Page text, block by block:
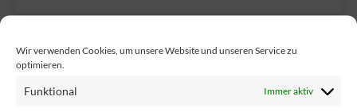
Wir verwenden Cookies, um unsere Website und unseren Service zu
optimieren.
Funktional Immer aktiv
Kategorien
SEELENSCHREIBEN
Scherbenmond, Schreibrausch und Film-